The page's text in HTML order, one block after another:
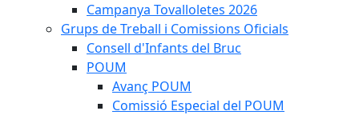
Campanya Tovalloletes 2026
Grups de Treball i Comissions Oficials
Consell d'Infants del Bruc
POUM
Avanç POUM
Comissió Especial del POUM